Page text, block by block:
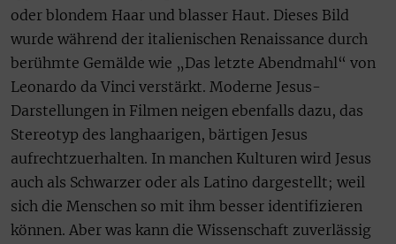
oder blondem Haar und blasser Haut. Dieses Bild
wurde während der italienischen Renaissance durch
berühmte Gemälde wie „Das letzte Abendmahl“ von
Leonardo da Vinci verstärkt. Moderne Jesus-
Darstellungen in Filmen neigen ebenfalls dazu, das
Stereotyp des langhaarigen, bärtigen Jesus
aufrechtzuerhalten. In manchen Kulturen wird Jesus
auch als Schwarzer oder als Latino dargestellt; weil
sich die Menschen so mit ihm besser identifizieren
können. Aber was kann die Wissenschaft zuverlässig